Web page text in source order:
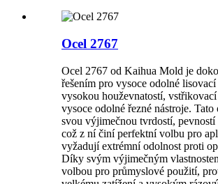
Ocel 2767
Ocel 2767 od Kaihua Mold je
řešením pro vysoce odolné lisovací
vysokou houževnatostí, vstřikovací
vysoce odolné řezné nástroje. Tato
svou výjimečnou tvrdostí, pevností
což z ní činí perfektní volbu pro
vyžadují extrémní odolnost proti
Díky svým výjimečným
volbou pro průmyslové použití,